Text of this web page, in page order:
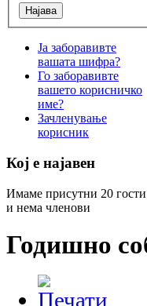
Ја заборавивте
вашата шифра?
Го заборавивте
вашето корисничко
име?
Зачленување
корисник
Кој е најавен
Имаме присутни 20 гости
и нема членови
Годишно